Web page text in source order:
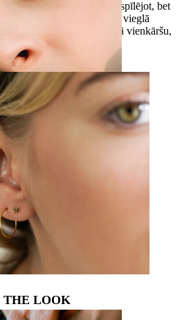
bez piepūles: nepārspīlējot, bet
pagrieziet vienu tā galu. Šī vieglā
tā ievietošanu pīrsingā vienkāršu,
ar pīrsingiem.
THE LOOK